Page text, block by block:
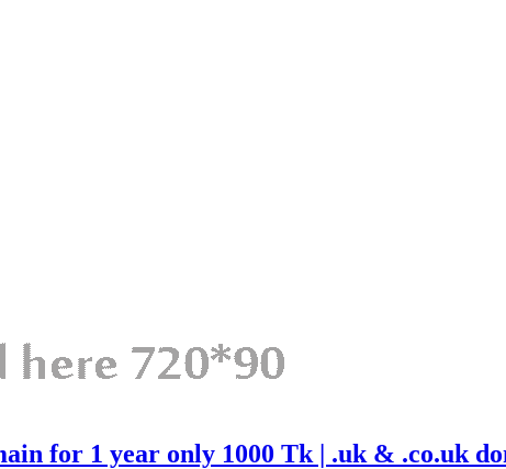
for 1 year only 1000 Tk | .uk & .co.uk